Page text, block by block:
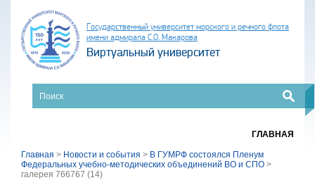
Государственный университет морского и речного флота
имени адмирала С.О. Макарова
Виртуальный университет
ГЛАВНАЯ
Главная > Новости и события > В ГУМРФ состоялся Пленум
Федеральных учебно-методических объединений ВО и СПО >
галерея 766767 (14)